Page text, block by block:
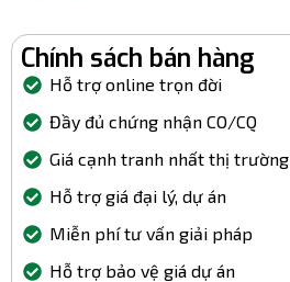
Chính sách bán hàng
Hỗ trợ online trọn đời
Đầy đủ chứng nhận CO/CQ
Giá cạnh tranh nhất thị trường
Hỗ trợ giá đại lý, dự án
Miễn phí tư vấn giải pháp
Hỗ trợ bảo vệ giá dự án